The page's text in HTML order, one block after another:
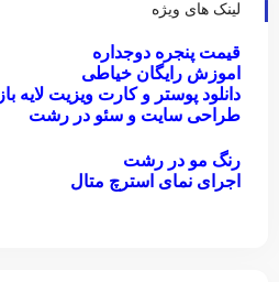
لینک های ویژه
قیمت پنجره دوجداره
اموزش رایگان خیاطی
دانلود پوستر و کارت ویزیت لایه باز
طراحی سایت و سئو در رشت
رنگ مو در رشت
اجرای نمای استرچ متال